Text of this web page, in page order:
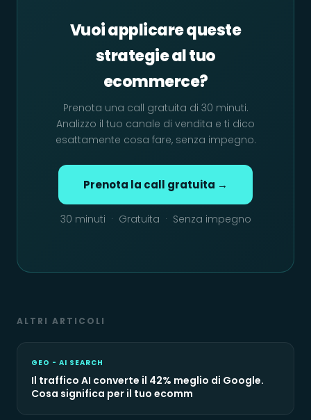
Vuoi applicare queste
strategie al tuo
ecommerce?
Prenota una call gratuita di 30 minuti.
Analizzo il tuo canale di vendita e ti dico
esattamente cosa fare, senza impegno.
Prenota la call gratuita →
30 minuti · Gratuita · Senza impegno
ALTRI ARTICOLI
GEO - AI SEARCH
Il traffico AI converte il 42% meglio di Google.
Cosa significa per il tuo ecomm